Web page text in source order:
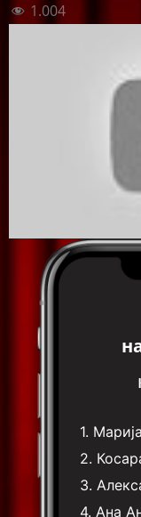
1.004
1.
2.
3.
4. Ана